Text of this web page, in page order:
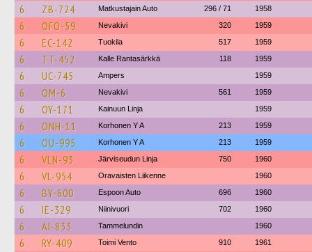
6 ZB-724 Matkustajain Auto 296 / 71 1958
6 OFO-59 Nevakivi 320 1959
6 EC-142 Tuokila 517 1959
6 TT-452 Kalle Rantasärkkä 118 1959
6 UC-745 Ampers 1959
6 OM-6 Nevakivi 561 1959
6 OY-171 Kainuun Linja 1959
6 ONH-11 Korhonen Y A 213 1959
6 OU-995 Korhonen Y A 213 1959
6 VLN-93 Järviseudun Linja 750 1960
6 VL-954 Oravaisten Liikenne 1960
6 BY-600 Espoon Auto 696 1960
6 IE-329 Niinivuori 702 1960
6 AI-833 Tammelundin 1960
6 RY-409 Toimi Vento 910 1961